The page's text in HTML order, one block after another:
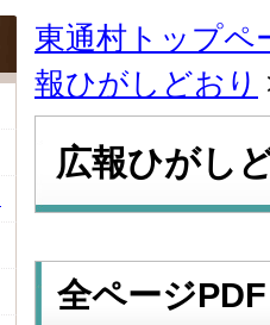
東通村トップペ
報ひがしどおり
広報ひがし
全ページPDF